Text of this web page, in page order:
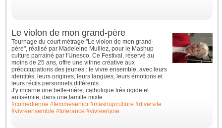
Le violon de mon grand-père
Tournage du court métrage "Le violon de mon grand-
père", réalisé par Madeleine Mulliez, pour le Mashup
culture parrainé par l'Unesco. Ce Festival, réservé au
moins de 25 ans, offre une vitrine créative aux
préoccupations des jeunes : le vivre ensemble, avec leurs
identités, leurs origines, leurs langues, leurs émotions et
leurs récits personnels différents.
J'y incarne une belle-mère, catholique très rigide et
antisémite, dans une famille mixte.
#comedienne #femmesenior #mashupculture #diversite
#vivreensemble #tolerance #vivreenjoie